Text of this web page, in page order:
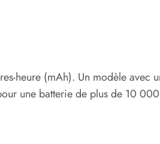
heure (mAh). Un modèle avec
une batterie de plus de 10